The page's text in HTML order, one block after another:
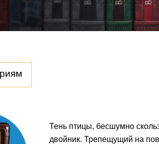
Тень птицы, бесшумно
двойник. Трепещущий на